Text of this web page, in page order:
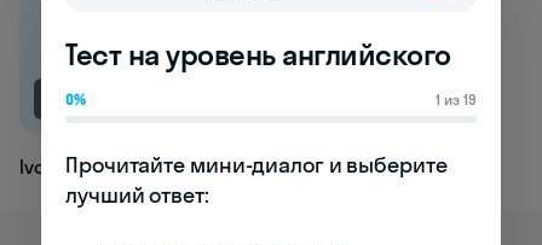
NEW
Ivory
Тест на уровень английского
0% 1 из 19
Прочитайте мини-диалог и выберите
лучший ответ: